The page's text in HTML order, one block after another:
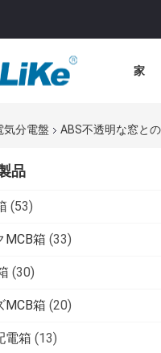
家
気分電盤 ABS不透明な窓と
品
(53)
MCB箱 (33)
(30)
MCB箱 (20)
電箱 (13)